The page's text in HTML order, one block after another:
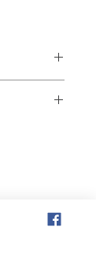
保養後之後
電子郵件